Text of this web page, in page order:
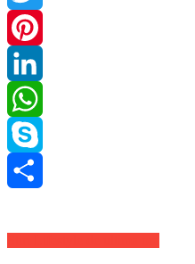
Twitter
Pinterest
LinkedIn
WhatsApp
Skype